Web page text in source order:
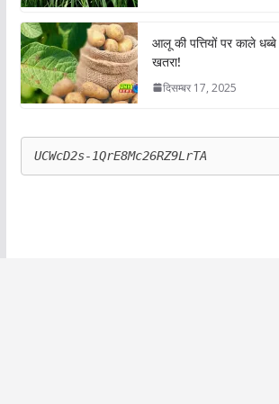
आलू की पत्तियों पर काले
खतरा!
दिसम्बर 17, 2025
UCWcD2s-1QrE8Mc26RZ9LrTA